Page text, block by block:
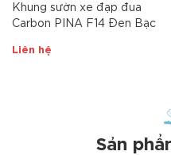
Khung sườn xe đạp đua
Carbon PINA F14 Đen Bạc
Liên hệ
Sản